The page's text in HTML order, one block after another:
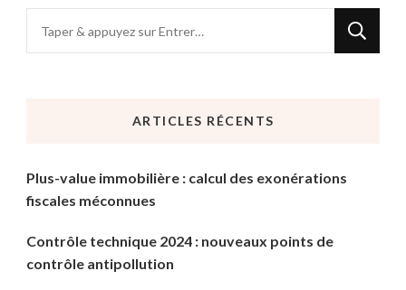
recherchiez
ARTICLES RÉCENTS
Plus-value immobilière : calcul des exonérations
fiscales méconnues
Contrôle technique 2024 : nouveaux points de
contrôle antipollution